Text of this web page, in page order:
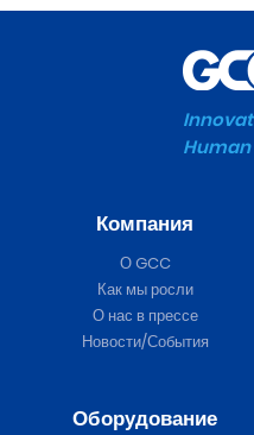
Human
Компания
О GCC
Как мы росли
О нас в прессе
Новости/События
Оборудование